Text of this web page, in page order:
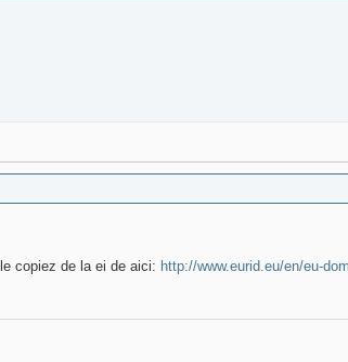
copiez de la ei de aici: http://www.eurid.eu/en/eu-